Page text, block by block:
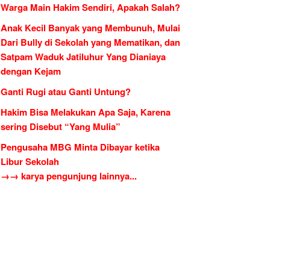
Warga Main Hakim Sendiri, Apakah Salah?
Anak Kecil Banyak yang Membunuh, Mulai
Dari Bully di Sekolah yang Mematikan, dan
Satpam Waduk Jatiluhur Yang Dianiaya
dengan Kejam
Ganti Rugi atau Ganti Untung?
Hakim Bisa Melakukan Apa Saja, Karena
sering Disebut “Yang Mulia”
Pengusaha MBG Minta Dibayar ketika
Libur Sekolah
→→ karya pengunjung lainnya...